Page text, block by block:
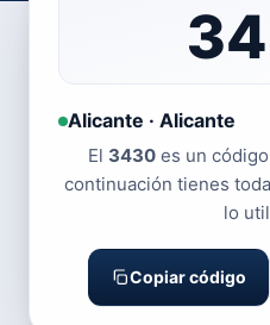
Alicante · Alicante
El 3430 es un
continuación tienes
lo
Copiar código